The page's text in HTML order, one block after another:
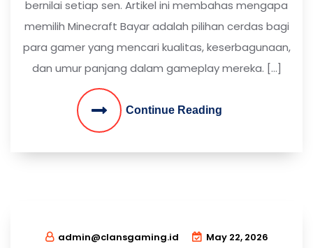
bernilai setiap sen. Artikel ini membahas mengapa
memilih Minecraft Bayar adalah pilihan cerdas bagi
para gamer yang mencari kualitas, keserbagunaan,
dan umur panjang dalam gameplay mereka. […]
Continue Reading
admin@clansgaming.id May 22, 2026